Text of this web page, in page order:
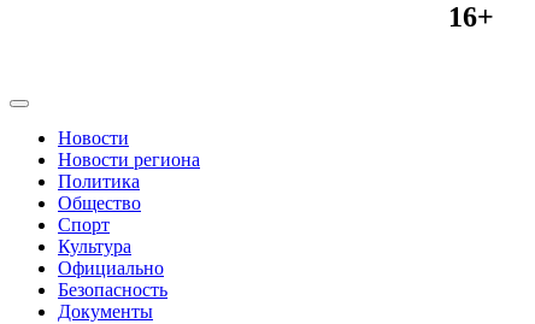
16+
Новости
Новости региона
Политика
Общество
Спорт
Культура
Официально
Безопасность
Документы